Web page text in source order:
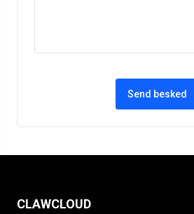
Send besked
CLAWCLOUD